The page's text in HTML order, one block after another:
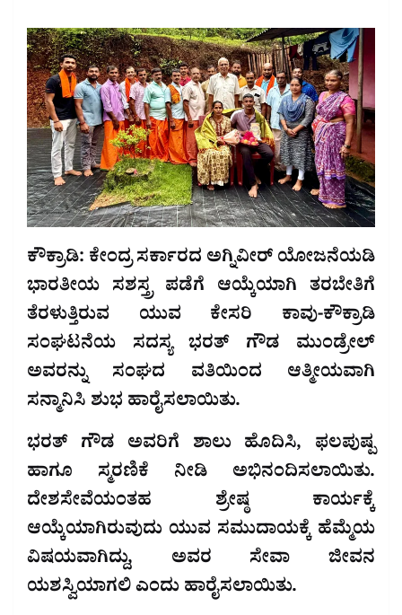
ಕೌಕ್ರಾಡಿ: ಕೇಂದ್ರ ಸರ್ಕಾರದ ಅಗ್ನಿವೀರ್ ಯೋಜನೆಯಡಿ
ಭಾರತೀಯ ಸಶಸ್ತ್ರ ಪಡೆಗೆ ಆಯ್ಕೆಯಾಗಿ ತರಬೇತಿಗೆ
ತೆರಳುತ್ತಿರುವ ಯುವ ಕೇಸರಿ ಕಾವು-ಕೌಕ್ರಾಡಿ
ಸಂಘಟನೆಯ ಸದಸ್ಯ ಭರತ್ ಗೌಡ ಮುಂಡ್ರೇಲ್
ಅವರನ್ನು ಸಂಘದ ವತಿಯಿಂದ ಆತ್ಮೀಯವಾಗಿ
ಸನ್ಮಾನಿಸಿ ಶುಭ ಹಾರೈಸಲಾಯಿತು.
ಭರತ್ ಗೌಡ ಅವರಿಗೆ ಶಾಲು ಹೊದಿಸಿ, ಫಲಪುಷ್ಪ
ಹಾಗೂ ಸ್ಮರಣಿಕೆ ನೀಡಿ ಅಭಿನಂದಿಸಲಾಯಿತು.
ದೇಶಸೇವೆಯಂತಹ ಶ್ರೇಷ್ಠ ಕಾರ್ಯಕ್ಕೆ
ಆಯ್ಕೆಯಾಗಿರುವುದು ಯುವ ಸಮುದಾಯಕ್ಕೆ ಹೆಮ್ಮೆಯ
ವಿಷಯವಾಗಿದ್ದು, ಅವರ ಸೇವಾ ಜೀವನ
ಯಶಸ್ವಿಯಾಗಲಿ ಎಂದು ಹಾರೈಸಲಾಯಿತು.